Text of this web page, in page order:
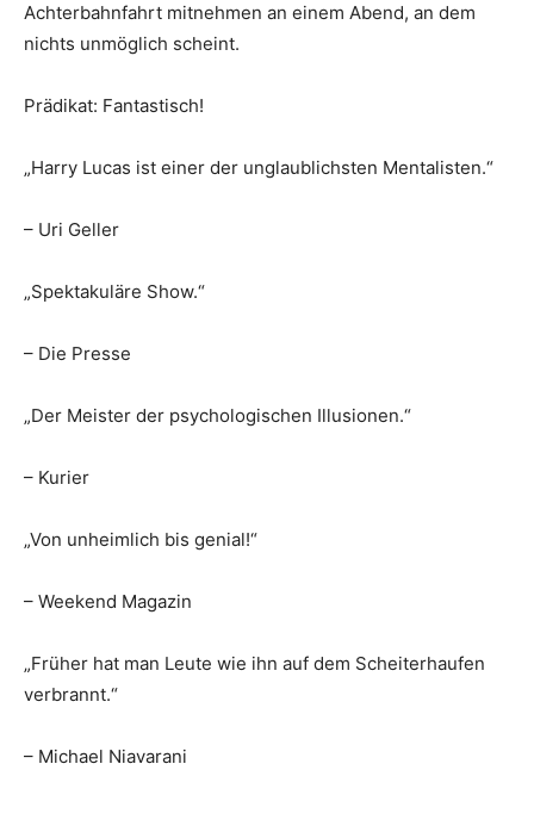
Achterbahnfahrt mitnehmen an einem Abend, an dem
nichts unmöglich scheint.
Prädikat: Fantastisch!
„Harry Lucas ist einer der unglaublichsten Mentalisten.“
– Uri Geller
„Spektakuläre Show.“
– Die Presse
„Der Meister der psychologischen Illusionen.“
– Kurier
„Von unheimlich bis genial!“
– Weekend Magazin
„Früher hat man Leute wie ihn auf dem Scheiterhaufen
verbrannt.“
– Michael Niavarani